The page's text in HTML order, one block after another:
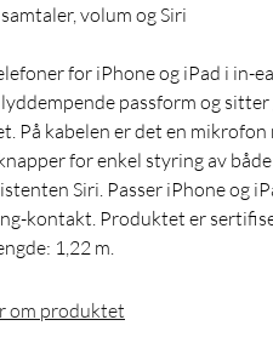
volum og Siri
for iPhone og iPad i in-
passform og
På kabelen er det en
for enkel styring av
Siri. Passer iPhone og
kontakt. Produktet er
1,22 m.
om produktet